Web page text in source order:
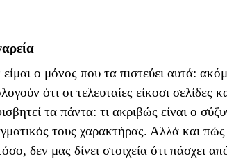
ο μόνος που τα πιστεύει αυτά:
ότι οι τελευταίες είκοσι σελίδες
τα πάντα: τι ακριβώς είναι ο
τους χαρακτήρας. Αλλά και
δεν μας δίνει στοιχεία ότι πάσχει